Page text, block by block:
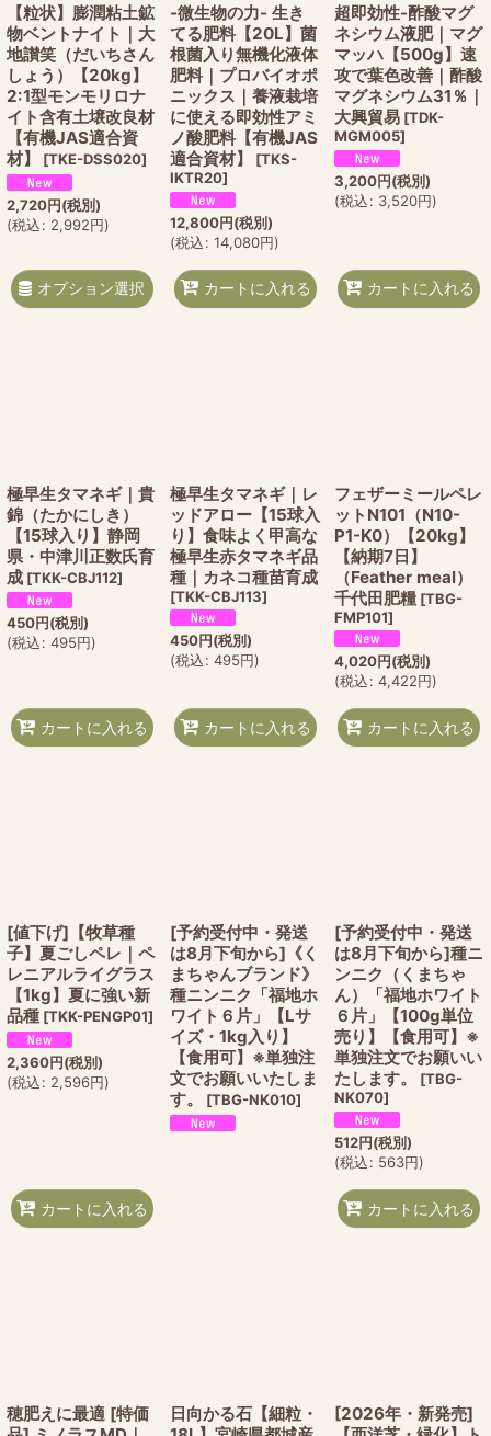
【粒状】膨潤粘土鉱
物ベントナイト｜大
地讃笑（だいちさん
しょう）【20kg】
2:1型モンモリロナ
イト含有土壌改良材
【有機JAS適合資
材】
[TKE-DSS020]
2,720円(税別)
(税込: 2,992円)
オプション選択
-微生物の力- 生き
てる肥料【20L】菌
根菌入り無機化液体
肥料｜プロバイオポ
ニックス｜養液栽培
に使える即効性アミ
ノ酸肥料【有機JAS
適合資材】
[TKS-
IKTR20]
12,800円(税別)
(税込: 14,080円)
カートに入れる
超即効性-酢酸マグ
ネシウム液肥｜マグ
マッハ【500g】速
攻で葉色改善｜酢酸
マグネシウム31％｜
大興貿易 [TDK-
MGM005]
3,200円(税別)
(税込: 3,520円)
カートに入れる
極早生タマネギ｜貴
錦（たかにしき）
【15球入り】静岡
県・中津川正数氏育
成 [TKK-CBJ112]
450円(税別)
(税込: 495円)
カートに入れる
極早生タマネギ｜レ
ッドアロー【15球入
り】食味よく甲高な
極早生赤タマネギ品
種｜カネコ種苗育成
[TKK-CBJ113]
450円(税別)
(税込: 495円)
カートに入れる
フェザーミールペレ
ットN101（N10-
P1-K0）【20kg】
【納期7日】
（Feather meal）
千代田肥糧 [TBG-
FMP101]
4,020円(税別)
(税込: 4,422円)
カートに入れる
[値下げ]【牧草種
子】夏ごしペレ｜ペ
レニアルライグラス
【1kg】夏に強い新
品種 [TKK-PENGP01]
2,360円(税別)
(税込: 2,596円)
カートに入れる
[予約受付中・発送
は8月下旬から]《く
まちゃんブランド》
種ニンニク「福地ホ
ワイト６片」【Lサ
イズ・1kg入り】
【食用可】※単独注
文でお願いいたしま
す。
[TBG-NK010]
[予約受付中・発送
は8月下旬から]種ニ
ンニク（くまちゃ
ん）「福地ホワイト
６片」【100g単位
売り】【食用可】※
単独注文でお願いい
たします。
[TBG-
NK070]
512円(税別)
(税込: 563円)
カートに入れる
穂肥えに最適 [特価
日向かる石【細粒・
[2026年・新発売]